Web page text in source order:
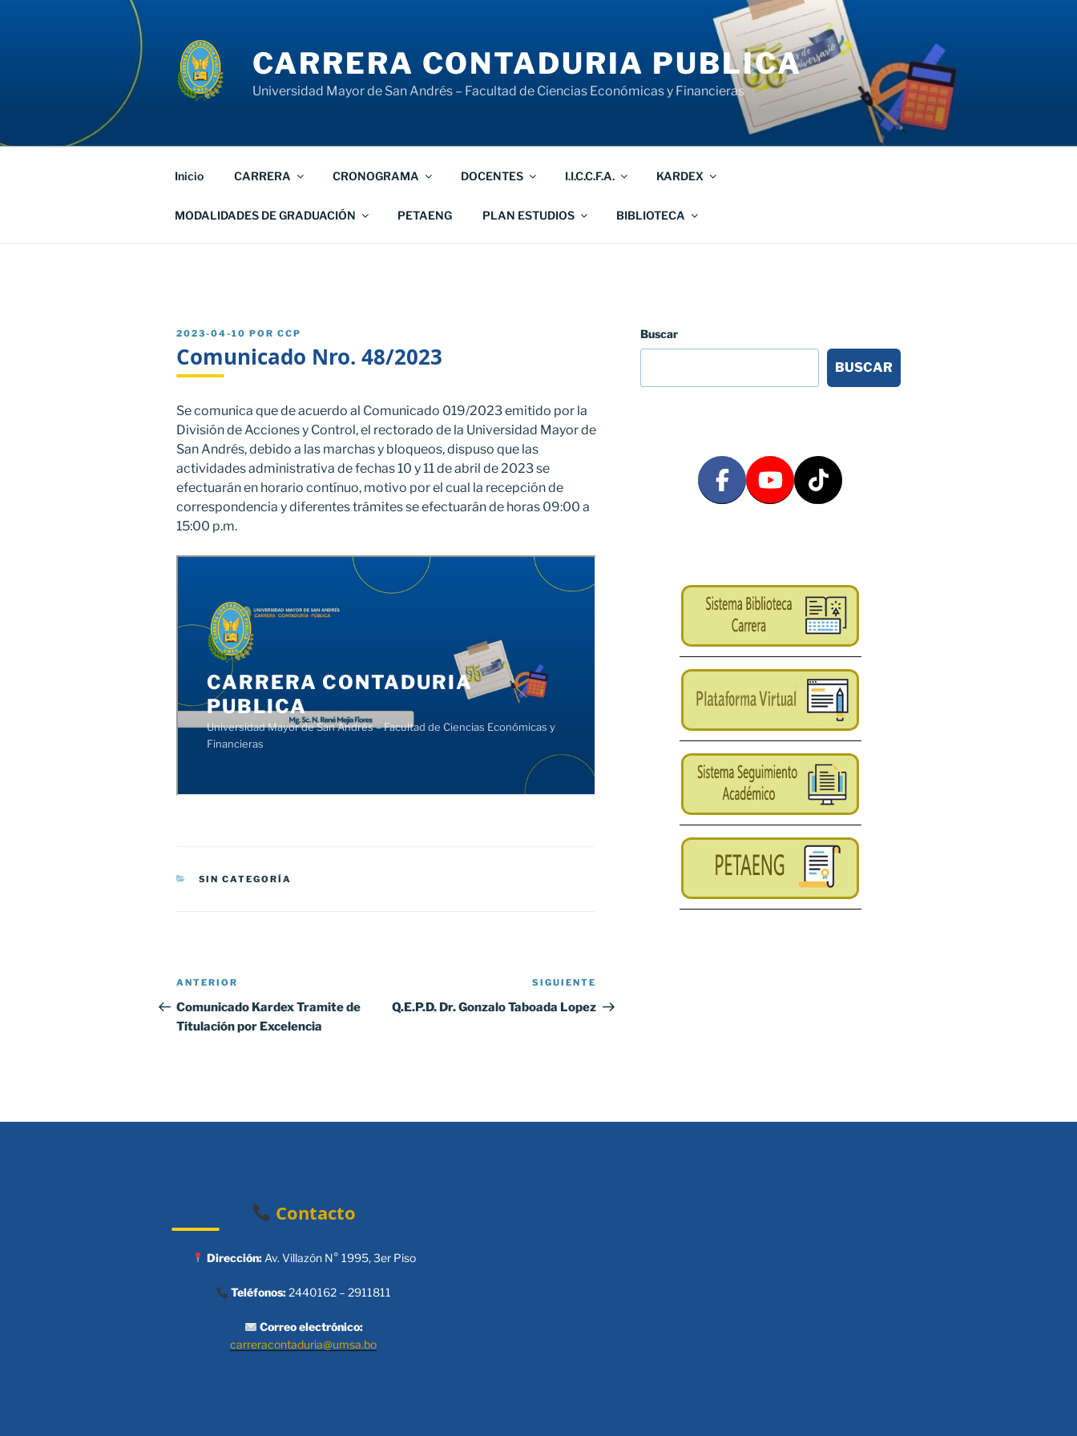
CARRERA CONTADURIA PUBLICA
Universidad Mayor de San Andrés – Facultad de Ciencias Económicas y Financieras
Inicio CARRERA CRONOGRAMA DOCENTES I.I.C.C.F.A. KARDEX
MODALIDADES DE GRADUACIÓN PETAENG PLAN ESTUDIOS BIBLIOTECA
PUBLICADO
2023-04-10 POR CCP
Comunicado Nro. 48/2023
Se comunica que de acuerdo al Comunicado 019/2023 emitido por la
División de Acciones y Control, el rectorado de la Universidad Mayor de
San Andrés, debido a las marchas y bloqueos, dispuso que las
actividades administrativa de fechas 10 y 11 de abril de 2023 se
efectuarán en horario contínuo, motivo por el cual la recepción de
correspondencia y diferentes trámites se efectuarán de horas 09:00 a
15:00 p.m.
CATEGORÍAS
SIN CATEGORÍA
Navegación
de
entradas
Entrada
anterior:
ANTERIOR
Comunicado Kardex Tramite de
Titulación por Excelencia
entrada
SIGUIENTE
Q.E.P.D. Dr. Gonzalo Taboada Lopez
Buscar
BUSCAR
Contacto
Dirección:Av. Villazón N° 1995, 3er Piso
Teléfonos:2440162 – 2911811
Correo electrónico:
carreracontaduria@umsa.bo